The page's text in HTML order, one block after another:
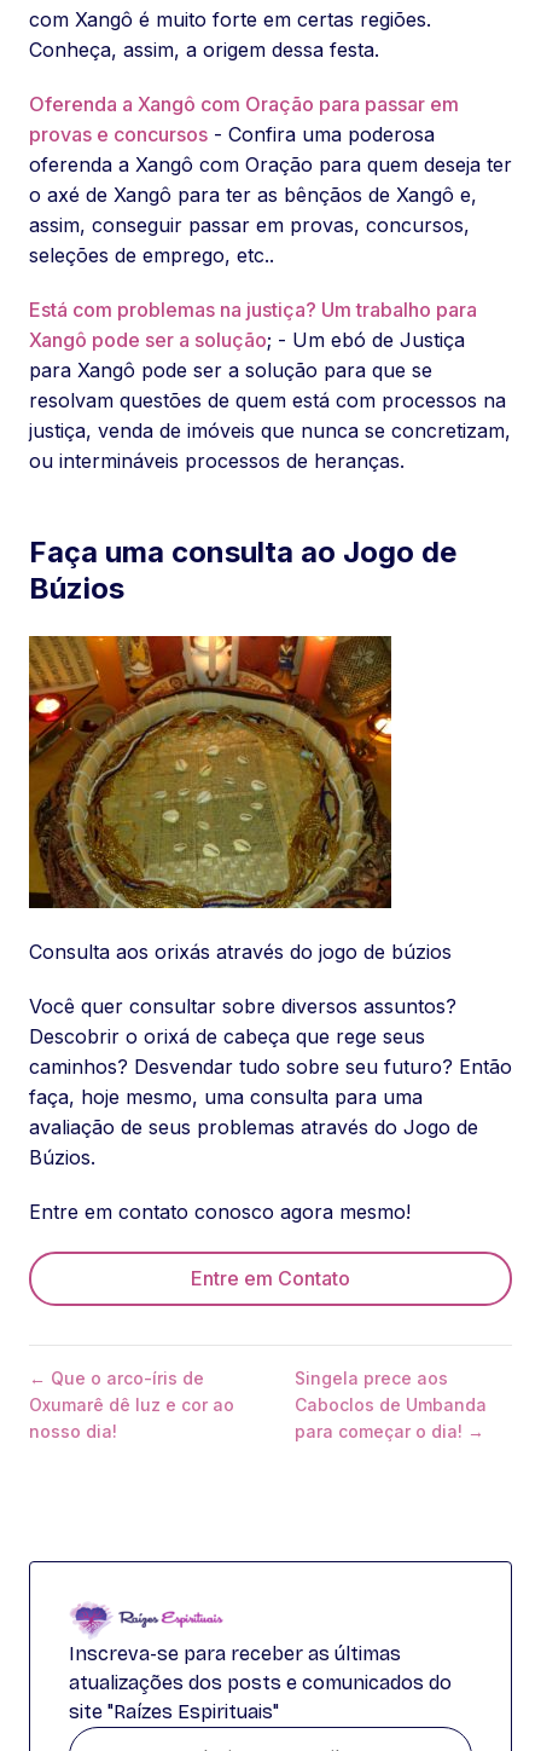
com Xangô é muito forte em certas regiões.
Conheça, assim, a origem dessa festa.
Oferenda a Xangô com Oração para passar em
provas e concursos - Confira uma poderosa
oferenda a Xangô com Oração para quem deseja ter
o axé de Xangô para ter as bênçãos de Xangô e,
assim, conseguir passar em provas, concursos,
seleções de emprego, etc..
Está com problemas na justiça? Um trabalho para
Xangô pode ser a solução; - Um ebó de Justiça
para Xangô pode ser a solução para que se
resolvam questões de quem está com processos na
justiça, venda de imóveis que nunca se concretizam,
ou intermináveis processos de heranças.
Faça uma consulta ao Jogo de
Búzios
Consulta aos orixás através do jogo de búzios
Você quer consultar sobre diversos assuntos?
Descobrir o orixá de cabeça que rege seus
caminhos? Desvendar tudo sobre seu futuro? Então
faça, hoje mesmo, uma consulta para uma
avaliação de seus problemas através do Jogo de
Búzios.
Entre em contato conosco agora mesmo!
Entre em Contato
← Que o arco-íris de
Oxumarê dê luz e cor ao
nosso dia!
Singela prece aos
Caboclos de Umbanda
para começar o dia! →
Inscreva-se para receber as últimas
atualizações dos posts e comunicados do
site "Raízes Espirituais"